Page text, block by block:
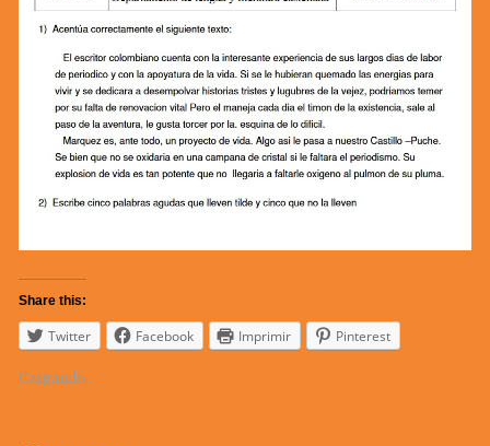
Share this:
Twitter Facebook Imprimir Pinterest
Cargando...